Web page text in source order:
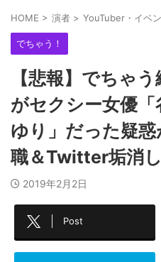
HOME > 演者 > YouTuber・イベ
でちゃう！
【悲報】でちゃ
がセクシー女優
ゆり」だった疑
職＆Twitter垢消
2019年2月2日
Post